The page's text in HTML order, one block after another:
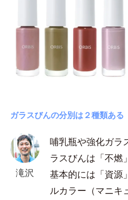
ガラスびんの分別は２種類ある
滝沢
哺乳瓶や強化ガラ
ラスびんは「不燃
基本的には「資源
ルカラー（マニキ